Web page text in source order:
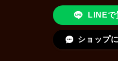
LINEで
ショップ